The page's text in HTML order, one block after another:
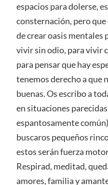
espacios para dolerse,
consternación, pero
de crear oasis mentales
vivir sin odio, para vivir
para pensar que hay
tenemos derecho a que
buenas. Os escribo a
en situaciones
espantosamente
buscaros pequeños
estos serán fuerza
Respirad, meditad,
amores, familia y